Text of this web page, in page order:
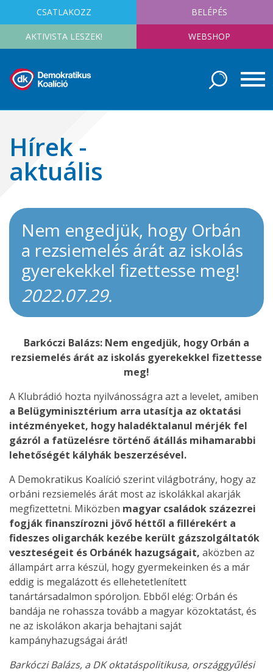
CSATLAKOZZ BELÉPÉS
AKTIVISTA LESZEK! WEBSHOP
Hírek -
aktuális
Nem engedjük, hogy Orbán
a rezsiemelés árát az iskolás
gyerekekkel fizettesse meg!
2022.07.29.
Barkóczi Balázs: Nem engedjük, hogy Orbán a
rezsiemelés árát az iskolás gyerekekkel fizettesse
meg!
A Klubrádió hozta nyilvánosságra azt a levelet, amiben
a Belügyminisztérium arra utasítja az oktatási
intézményeket, hogy haladéktalanul mérjék fel
gázról a fatüzelésre történő átállás mihamarabbi
lehetőségét kályhák beszerzésével.
A Demokratikus Koalíció szerint világbotrány, hogy az
orbáni rezsiemelés árát most az iskolákkal akarják
megfizettetni. Miközben magyar családok százezrei
fogják finanszírozni jövő héttől a fillérekért a
fideszes oligarchák kezébe került gázszolgáltatók
veszteségeit és Orbánék hazugságait, aközben az
állampárt arra készül, hogy gyermekeinken és a már
eddig is megalázott és ellehetetlenített
tanártársadalmon spóroljon. Ebből elég: Orbán és
bandája ne rohassza tovább a magyar közoktatást, és
ne az iskolákon akarja behajtani saját
kampányhazugságai árát!
Barkóczi Balázs, a DK oktatáspolitikusa, országgyűlési